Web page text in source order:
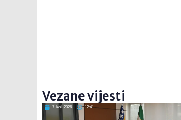
Vezane vijesti
7. kol. 2026 12:41